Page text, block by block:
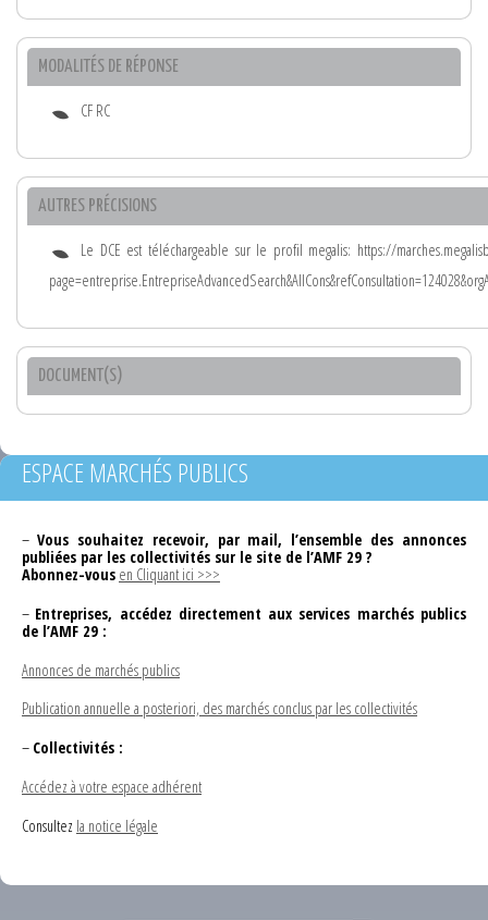
MODALITÉS DE RÉPONSE
CF RC
AUTRES PRÉCISIONS
Le DCE est téléchargeable sur le profil megalis: https://
DOCUMENT(S)
ESPACE MARCHÉS PUBLICS
– Vous souhaitez recevoir, par mail, l’ensemble des annonces
publiées par les collectivités sur le site de l’AMF 29 ?
Abonnez-vous en Cliquant ici >>>
– Entreprises, accédez directement aux services marchés publics
de l’AMF 29 :
Annonces de marchés publics
Publication annuelle a posteriori, des marchés conclus par les collectivités
– Collectivités :
Accédez à votre espace adhérent
Consultez la notice légale